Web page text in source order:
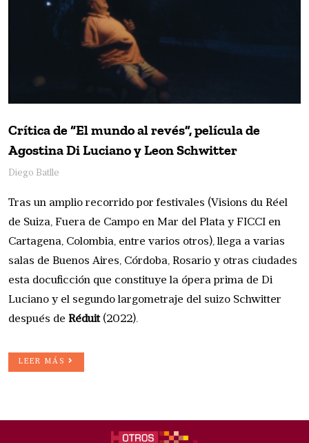
Crítica de “El mundo al revés”, película de
Agostina Di Luciano y Leon Schwitter
Diego Batlle
Tras un amplio recorrido por festivales (Visions du Réel
de Suiza, Fuera de Campo en Mar del Plata y FICCI en
Cartagena, Colombia, entre varios otros), llega a varias
salas de Buenos Aires, Córdoba, Rosario y otras ciudades
esta docuficción que constituye la ópera prima de Di
Luciano y el segundo largometraje del suizo Schwitter
después de Réduit(2022).
LEER MÁS